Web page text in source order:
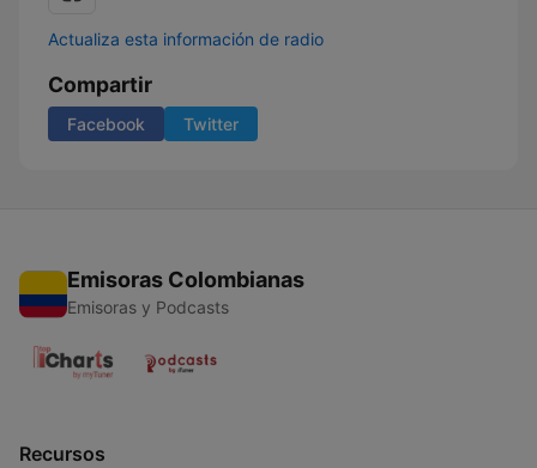
Actualiza esta información de radio
Compartir
Facebook Twitter
Emisoras Colombianas
Emisoras y Podcasts
Recursos